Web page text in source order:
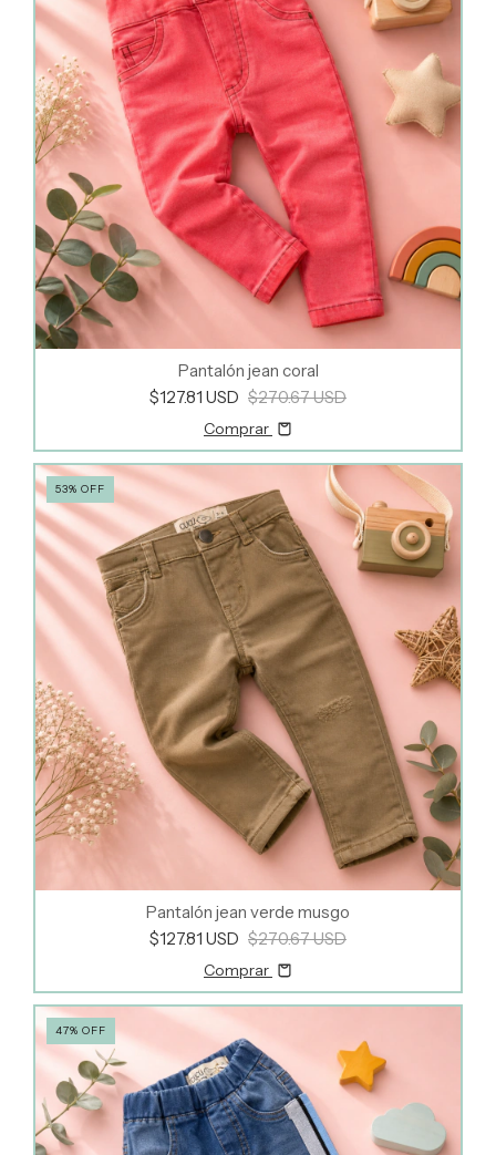
Pantalón jean coral
$127.81 USD $270.67 USD
Comprar
53% OFF
Pantalón jean verde musgo
$127.81 USD $270.67 USD
Comprar
47% OFF